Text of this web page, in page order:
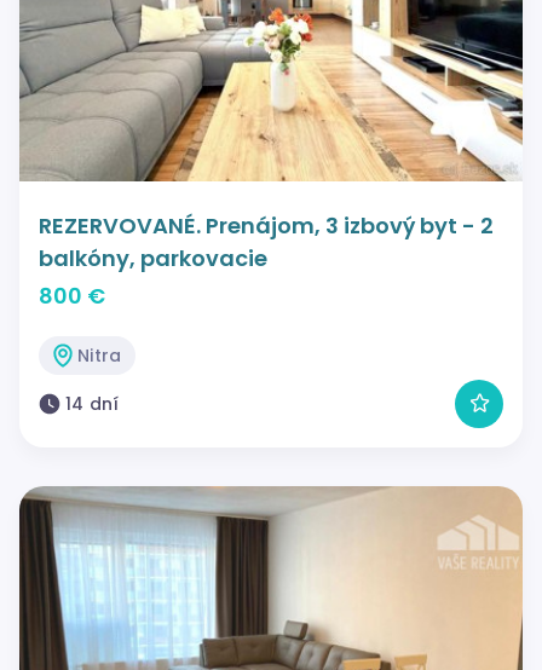
REZERVOVANÉ. Prenájom, 3 izbový byt - 2
balkóny, parkovacie
800 €
Nitra
14 dní